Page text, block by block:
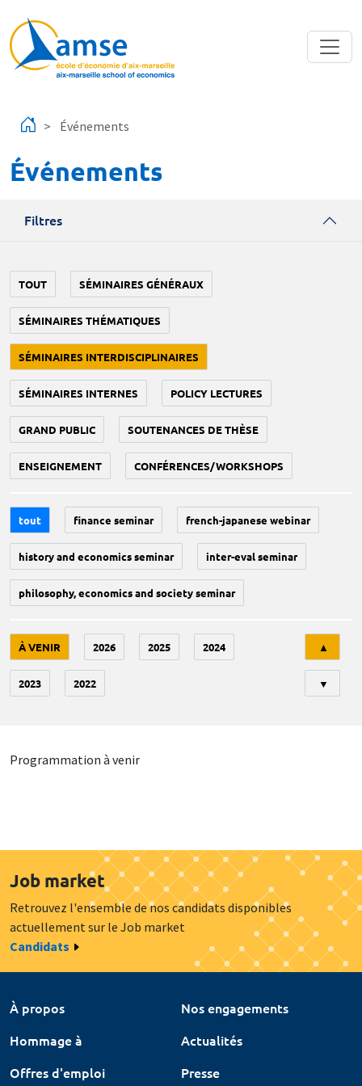
Événements
Événements
Filtres
TOUT SÉMINAIRES GÉNÉRAUX
SÉMINAIRES THÉMATIQUES
SÉMINAIRES INTERDISCIPLINAIRES
SÉMINAIRES INTERNES POLICY LECTURES
GRAND PUBLIC SOUTENANCES DE THÈSE
ENSEIGNEMENT CONFÉRENCES/WORKSHOPS
tout finance seminar french-japanese webinar
history and economics seminar inter-eval seminar
philosophy, economics and society seminar
À VENIR 2026 2025 2024
2023 2022
▲
▼
Programmation à venir
Job market
Retrouvez l'ensemble de nos candidats disponibles
actuellement sur le Job market
Candidats
À propos
Nos engagements
Hommage à
Actualités
Offres d'emploi
Presse